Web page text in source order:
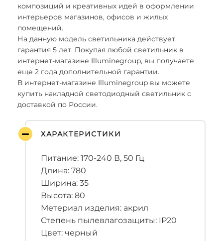
композиций и креативных идей в оформлении
интерьеров магазинов, офисов и жилых
помещений.
На данную модель светильника действует
гарантия 5 лет. Покупая любой светильник в
интернет-магазине Illuminegroup, вы получаете
еще 2 года дополнительной гарантии.
В интернет-магазине Illuminegroup вы можете
купить накладной светодиодный светильник с
доставкой по России.
ХАРАКТЕРИСТИКИ
Питание: 170-240 В, 50 Гц
Длина: 780
Ширина: 35
Высота: 80
Метериал изделия: акрил
Степень пылевлагозащиты: IP20
Цвет: черный